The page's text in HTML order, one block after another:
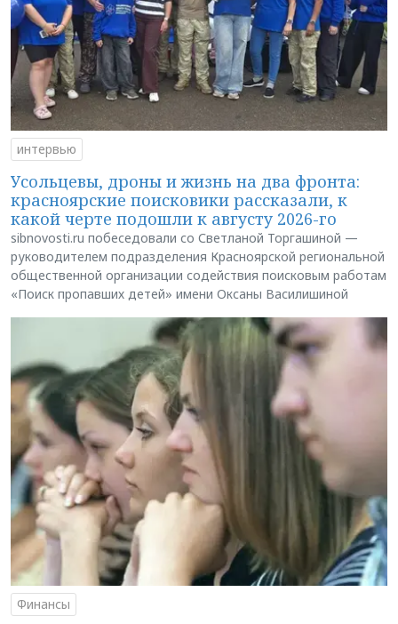
интервью
Усольцевы, дроны и жизнь на два фронта:
красноярские поисковики рассказали, к
какой черте подошли к августу 2026-го
sibnovosti.ru побеседовали со Светланой Торгашиной —
руководителем подразделения Красноярской региональной
общественной организации содействия поисковым работам
«Поиск пропавших детей» имени Оксаны Василишиной
Финансы